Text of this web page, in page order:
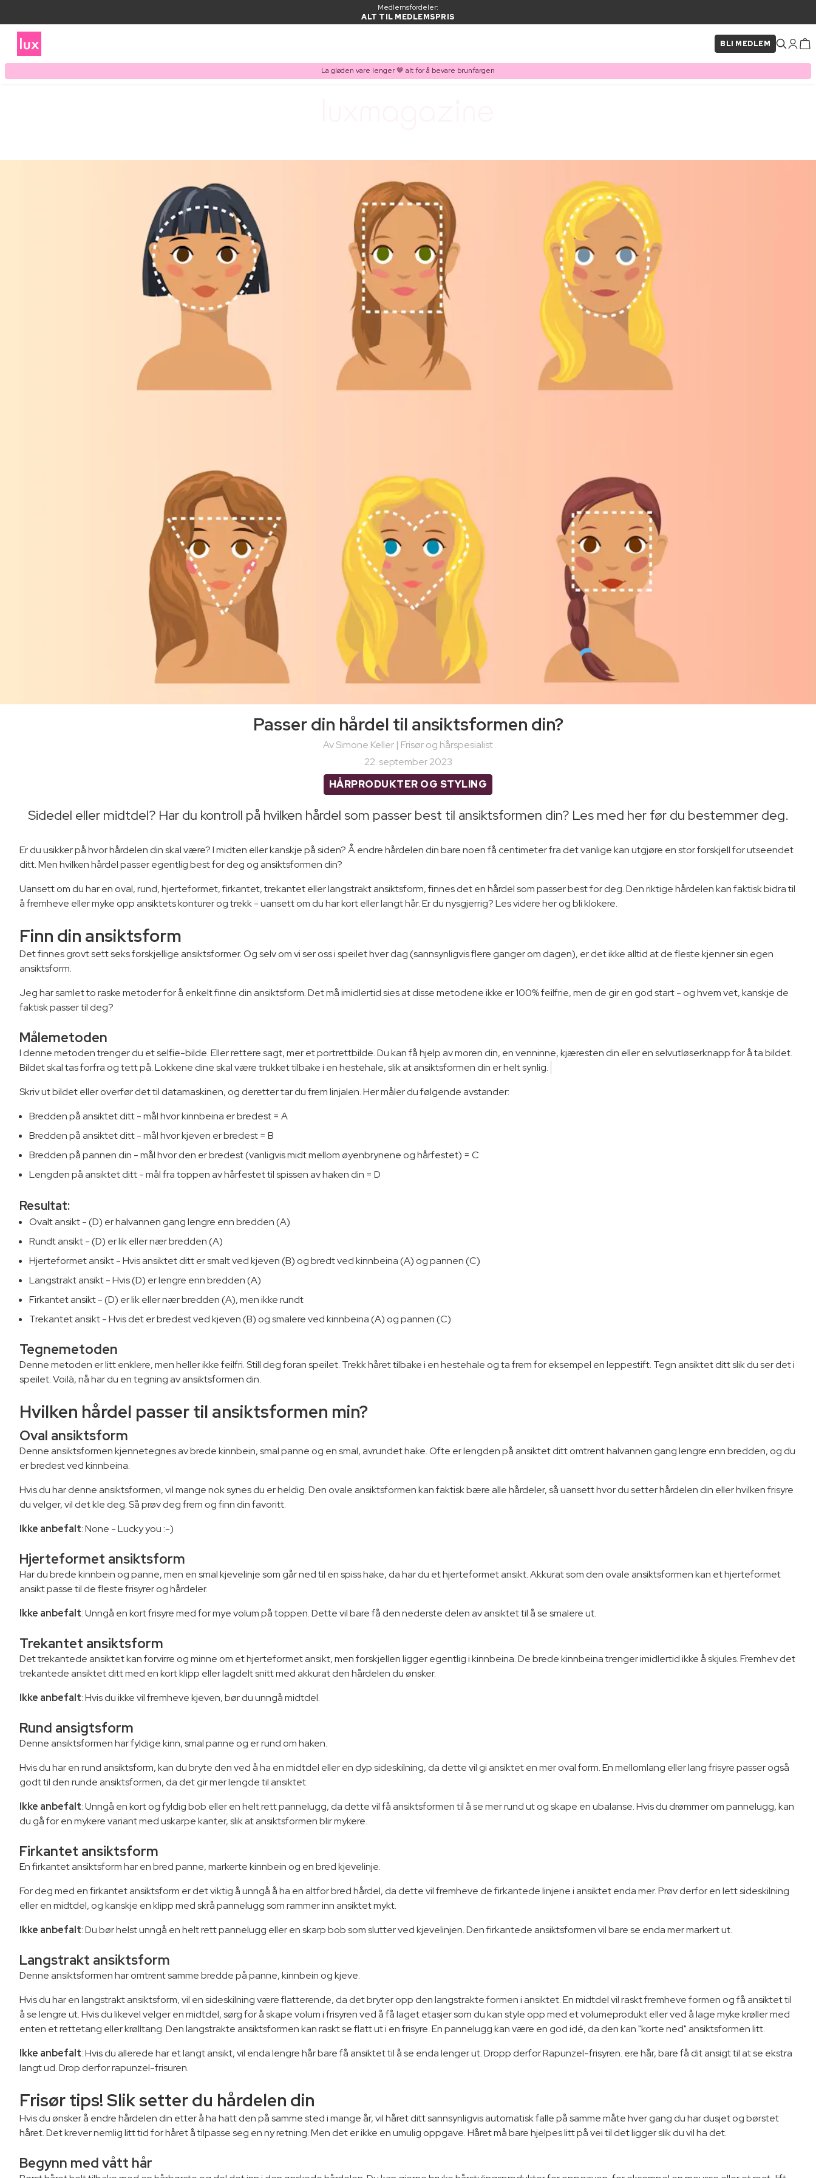
Medlemsfordeler:
ALT TIL MEDLEMSPRIS
BLI MEDLEM
La gløden vare lenger 🤎 alt for å bevare brunfargen
Passer din hårdel til ansiktsformen din?
Av Simone Keller | Frisør og hårspesialist
22. september 2023
HÅRPRODUKTER OG STYLING
Sidedel eller midtdel? Har du kontroll på hvilken hårdel som passer best til ansiktsformen din? Les med her før du bestemmer deg.
Er du usikker på hvor hårdelen din skal være? I midten eller kanskje på siden? Å endre hårdelen din bare noen få centimeter fra det vanlige kan utgjøre en stor forskjell for utseendet
ditt. Men hvilken hårdel passer egentlig best for deg og ansiktsformen din?
Uansett om du har en oval, rund, hjerteformet, firkantet, trekantet eller langstrakt ansiktsform, finnes det en hårdel som passer best for deg. Den riktige hårdelen kan faktisk bidra til
å fremheve eller myke opp ansiktets konturer og trekk - uansett om du har kort eller langt hår. Er du nysgjerrig? Les videre her og bli klokere.
Finn din ansiktsform
Det finnes grovt sett seks forskjellige ansiktsformer. Og selv om vi ser oss i speilet hver dag (sannsynligvis flere ganger om dagen), er det ikke alltid at de fleste kjenner sin egen
ansiktsform.
Jeg har samlet to raske metoder for å enkelt finne din ansiktsform. Det må imidlertid sies at disse metodene ikke er 100% feilfrie, men de gir en god start - og hvem vet, kanskje de
faktisk passer til deg?
Målemetoden
I denne metoden trenger du et selfie-bilde. Eller rettere sagt, mer et portrettbilde. Du kan få hjelp av moren din, en venninne, kjæresten din eller en selvutløserknapp for å ta bildet.
Bildet skal tas forfra og tett på. Lokkene dine skal være trukket tilbake i en hestehale, slik at ansiktsformen din er helt synlig.
Skriv ut bildet eller overfør det til datamaskinen, og deretter tar du frem linjalen. Her måler du følgende avstander:
Bredden på ansiktet ditt - mål hvor kinnbeina er bredest = A
Bredden på ansiktet ditt - mål hvor kjeven er bredest = B
Bredden på pannen din - mål hvor den er bredest (vanligvis midt mellom øyenbrynene og hårfestet) = C
Lengden på ansiktet ditt - mål fra toppen av hårfestet til spissen av haken din = D
Resultat:
Ovalt ansikt - (D) er halvannen gang lengre enn bredden (A)
Rundt ansikt - (D) er lik eller nær bredden (A)
Hjerteformet ansikt - Hvis ansiktet ditt er smalt ved kjeven (B) og bredt ved kinnbeina (A) og pannen (C)
Langstrakt ansikt - Hvis (D) er lengre enn bredden (A)
Firkantet ansikt - (D) er lik eller nær bredden (A), men ikke rundt
Trekantet ansikt - Hvis det er bredest ved kjeven (B) og smalere ved kinnbeina (A) og pannen (C)
Tegnemetoden
Denne metoden er litt enklere, men heller ikke feilfri. Still deg foran speilet. Trekk håret tilbake i en hestehale og ta frem for eksempel en leppestift. Tegn ansiktet ditt slik du ser det i
speilet. Voilà, nå har du en tegning av ansiktsformen din.
Hvilken hårdel passer til ansiktsformen min?
Oval ansiktsform
Denne ansiktsformen kjennetegnes av brede kinnbein, smal panne og en smal, avrundet hake. Ofte er lengden på ansiktet ditt omtrent halvannen gang lengre enn bredden, og du
er bredest ved kinnbeina.
Hvis du har denne ansiktsformen, vil mange nok synes du er heldig. Den ovale ansiktsformen kan faktisk bære alle hårdeler, så uansett hvor du setter hårdelen din eller hvilken frisyre
du velger, vil det kle deg. Så prøv deg frem og finn din favoritt.
Ikke anbefalt: None - Lucky you :-)
Hjerteformet ansiktsform
Har du brede kinnbein og panne, men en smal kjevelinje som går ned til en spiss hake, da har du et hjerteformet ansikt. Akkurat som den ovale ansiktsformen kan et hjerteformet
ansikt passe til de fleste frisyrer og hårdeler.
Ikke anbefalt: Unngå en kort frisyre med for mye volum på toppen. Dette vil bare få den nederste delen av ansiktet til å se smalere ut.
Trekantet ansiktsform
Det trekantede ansiktet kan forvirre og minne om et hjerteformet ansikt, men forskjellen ligger egentlig i kinnbeina. De brede kinnbeina trenger imidlertid ikke å skjules. Fremhev det
trekantede ansiktet ditt med en kort klipp eller lagdelt snitt med akkurat den hårdelen du ønsker.
Ikke anbefalt: Hvis du ikke vil fremheve kjeven, bør du unngå midtdel.
Rund ansigtsform
Denne ansiktsformen har fyldige kinn, smal panne og er rund om haken.
Hvis du har en rund ansiktsform, kan du bryte den ved å ha en midtdel eller en dyp sideskilning, da dette vil gi ansiktet en mer oval form. En mellomlang eller lang frisyre passer også
godt til den runde ansiktsformen, da det gir mer lengde til ansiktet.
Ikke anbefalt: Unngå en kort og fyldig bob eller en helt rett pannelugg, da dette vil få ansiktsformen til å se mer rund ut og skape en ubalanse. Hvis du drømmer om pannelugg, kan
du gå for en mykere variant med uskarpe kanter, slik at ansiktsformen blir mykere.
Firkantet ansiktsform
En firkantet ansiktsform har en bred panne, markerte kinnbein og en bred kjevelinje.
For deg med en firkantet ansiktsform er det viktig å unngå å ha en altfor bred hårdel, da dette vil fremheve de firkantede linjene i ansiktet enda mer. Prøv derfor en lett sideskilning
eller en midtdel, og kanskje en klipp med skrå pannelugg som rammer inn ansiktet mykt.
Ikke anbefalt: Du bør helst unngå en helt rett pannelugg eller en skarp bob som slutter ved kjevelinjen. Den firkantede ansiktsformen vil bare se enda mer markert ut.
Langstrakt ansiktsform
Denne ansiktsformen har omtrent samme bredde på panne, kinnbein og kjeve.
Hvis du har en langstrakt ansiktsform, vil en sideskilning være flatterende, da det bryter opp den langstrakte formen i ansiktet. En midtdel vil raskt fremheve formen og få ansiktet til
å se lengre ut. Hvis du likevel velger en midtdel, sørg for å skape volum i frisyren ved å få laget etasjer som du kan style opp med et volumeprodukt eller ved å lage myke krøller med
enten et rettetang eller krølltang. Den langstrakte ansiktsformen kan raskt se flatt ut i en frisyre. En pannelugg kan være en god idé, da den kan "korte ned" ansiktsformen litt.
Ikke anbefalt: Hvis du allerede har et langt ansikt, vil enda lengre hår bare få ansiktet til å se enda lenger ut. Dropp derfor Rapunzel-frisyren. ere hår, bare få dit ansigt til at se ekstra
langt ud. Drop derfor rapunzel-frisuren.
Frisør tips! Slik setter du hårdelen din
Hvis du ønsker å endre hårdelen din etter å ha hatt den på samme sted i mange år, vil håret ditt sannsynligvis automatisk falle på samme måte hver gang du har dusjet og børstet
håret. Det krever nemlig litt tid for håret å tilpasse seg en ny retning. Men det er ikke en umulig oppgave. Håret må bare hjelpes litt på vei til det ligger slik du vil ha det.
Begynn med vått hår